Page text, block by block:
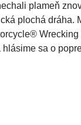
plameň
plochá dráha.
sa o